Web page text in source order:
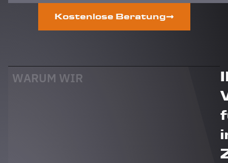
Abschied
sogar
Danke
Kostenlose Beratung
WARUM WIR